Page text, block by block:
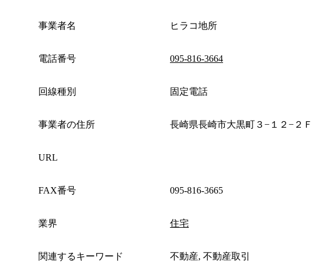
事業者名 ヒラコ地所
電話番号 095-816-3664
回線種別 固定電話
事業者の住所 長崎県長崎市大黒町３−１２−２Ｆ
URL
FAX番号 095-816-3665
業界 住宅
関連するキーワード 不動産, 不動産取引